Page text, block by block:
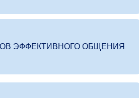
ЭФФЕКТИВНОГО ОБЩЕНИЯ